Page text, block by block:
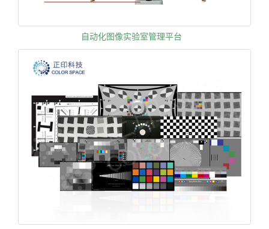
自动化图像实验室管理平台